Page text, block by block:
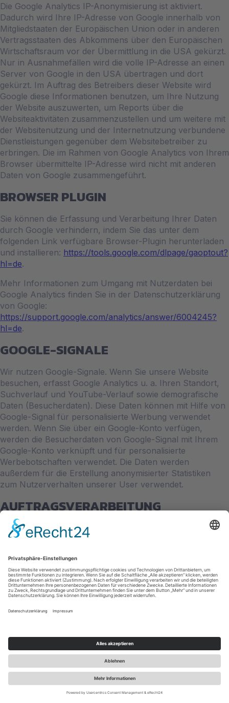
Die Google Analytics IP-Anonymisierung ist aktiviert.
Dadurch wird Ihre IP-Adresse von Google innerhalb von
Mitgliedstaaten der Europäischen Union oder in anderen
Vertragsstaaten des Abkommens über den Europäischen
Wirtschaftsraum vor der Übermittlung in die USA gekürzt.
Nur in Ausnahmefällen wird die volle IP-Adresse an einen
Server von Google in den USA übertragen und dort
gekürzt. Im Auftrag des Betreibers dieser Website wird
Google diese Informationen benutzen, um Ihre Nutzung
der Website auszuwerten, um Reports über die
Websiteaktivitäten zusammenzustellen und um weitere mit
der Websitenutzung und der Internetnutzung verbundene
Dienstleistungen gegenüber dem Websitebetreiber zu
erbringen. Die im Rahmen von Google Analytics von Ihrem
Browser übermittelte IP-Adresse wird nicht mit anderen
Daten von Google zusammengeführt.
BROWSER PLUGIN
Sie können die Erfassung und Verarbeitung Ihrer Daten
durch Google verhindern, indem Sie das unter dem
folgenden Link verfügbare Browser-Plugin herunterladen
und installieren: https://tools.google.com/dlpage/gaoptout?
hl=de.
Mehr Informationen zum Umgang mit Nutzerdaten bei
Google Analytics finden Sie in der Datenschutzerklärung
von Google:
https://support.google.com/analytics/answer/6004245?
hl=de.
GOOGLE-SIGNALE
Wir nutzen Google-Signale. Wenn Sie unsere Website
besuchen, erfasst Google Analytics u. a. Ihren Standort,
Suchverlauf und YouTube-Verlauf sowie demografische
Daten (Besucherdaten). Diese Daten können mit Hilfe von
Google-Signal für personalisierte Werbung verwendet
werden. Wenn Sie über ein Google-Konto verfügen,
werden die Besucherdaten von Google-Signal mit Ihrem
Google-Konto verknüpft und für personalisierte
Werbebotschaften verwendet. Die Daten werden
außerdem für die Erstellung anonymisierter Statistiken
zum Nutzerverhalten unserer User verwendet.
AUFTRAGSVERARBEITUNG
Wir haben mit Google einen Vertrag zur
Auftragsverarbeitung abgeschlossen und setzen die
bei der Nutzung von Google Analytics vollständig um.
GOOGLE ANALYTICS E-COMMERCE-
MESSUNG
Messung kann der Websitebetreiber das Kaufverhalten
der Websitebesucher zur Verbesserung seiner Online-
Marketing-Kampagnen analysieren. Hierbei werden
Informationen, wie zum Beispiel die getätigten
Bestellungen, durchschnittliche Bestellwerte,